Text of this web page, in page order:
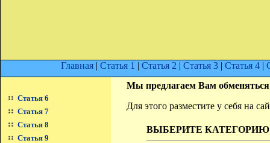
Главная | Статья 1 | Статья 2 | Статья 3 | Статья 4 |
Статья 6
Статья 7
Статья 8
Статья 9
Мы предлагаем Вам
Для этого разместите у себя на
ВЫБЕРИТЕ КАТЕГОРИЮ